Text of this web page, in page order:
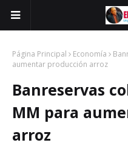
Página Principal Economía
aumentar producción arroz
Banreservas
MM para
arroz